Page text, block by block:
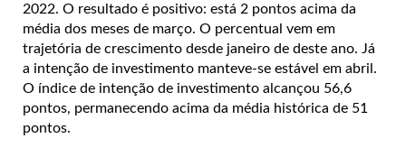
2022. O resultado é positivo: está 2 pontos acima da
média dos meses de março. O percentual vem em
trajetória de crescimento desde janeiro de deste ano. Já
a intenção de investimento manteve-se estável em abril.
O índice de intenção de investimento alcançou 56,6
pontos, permanecendo acima da média histórica de 51
pontos.